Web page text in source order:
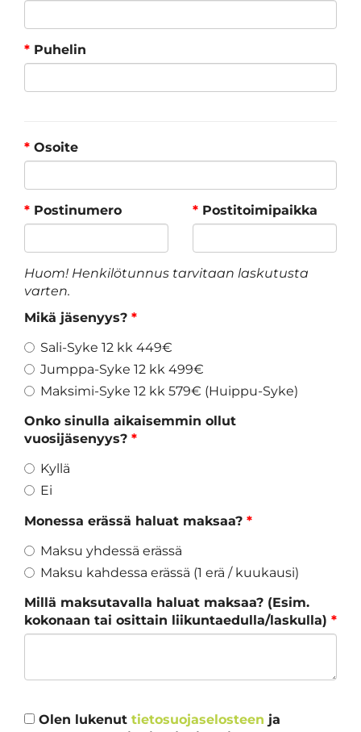
* Puhelin
* Osoite
* Postinumero * Postitoimipaikka
Huom! Henkilötunnus tarvitaan laskutusta
varten.
Mikä jäsenyys? *
Sali-Syke 12 kk 449€
Jumppa-Syke 12 kk 499€
Maksimi-Syke 12 kk 579€ (Huippu-Syke)
Onko sinulla aikaisemmin ollut
vuosijäsenyys? *
Kyllä
Ei
Monessa erässä haluat maksaa? *
Maksu yhdessä erässä
Maksu kahdessa erässä (1 erä / kuukausi)
Millä maksutavalla haluat maksaa? (Esim.
kokonaan tai osittain liikuntaedulla/laskulla) *
Olen lukenut tietosuojaselosteen ja